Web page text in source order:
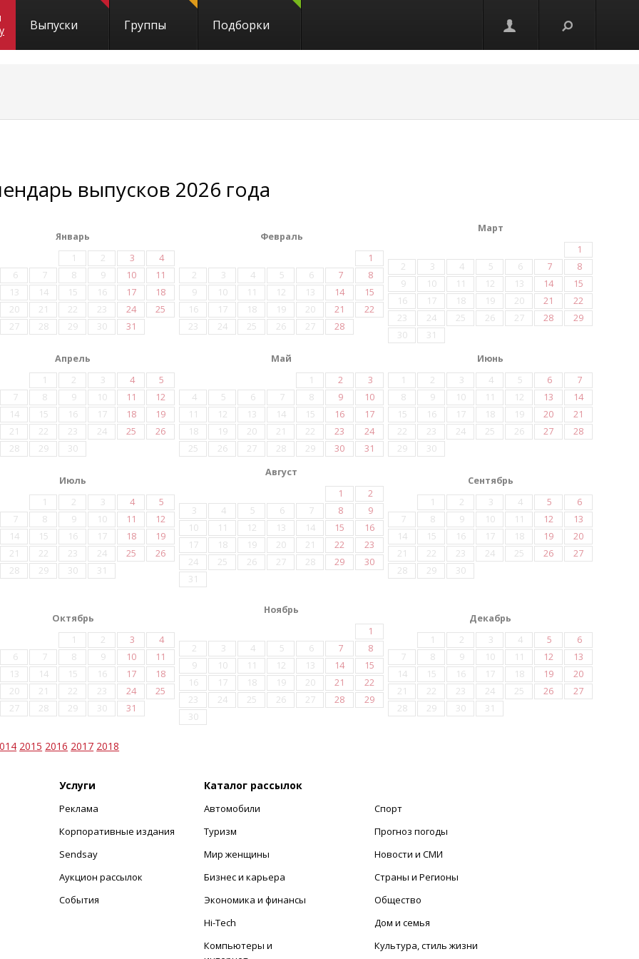
Выпуски Группы Подборки
выпусков 2026 года
Январь
1
2 3
4
6 7 8 9 10
11
13 14 15 16 17
18
20 21 22 23 24
25
27 28 29 30 31
Февраль
1
2
3 4 5 6 7
8
9
10 11 12 13 14
15
16
17 18 19 20 21
22
23
24 25 26 27 28
Март
1
2
3 4 5 6 7
8
9
10 11 12 13 14
15
16
17 18 19 20 21
22
23
24 25 26 27 28
29
30
31
Апрель
1
2 3 4
5
7 8 9 10 11
12
14 15 16 17 18
19
21 22 23 24 25
26
28 29 30
Май
1
2
3
4
5 6 7 8 9
10
11
12 13 14 15 16
17
18
19 20 21 22 23
24
25
26 27 28 29 30 31
Июнь
1
2 3 4 5 6
7
8
9 10 11 12 13
14
15
16 17 18 19 20
21
22
23 24 25 26 27
28
29
30
Июль
1
2 3 4
5
7 8 9 10 11
12
14 15 16 17 18
19
21 22 23 24 25
26
28 29 30 31
Август
1
2
3
4 5 6 7 8
9
10
11 12 13 14 15
16
17
18 19 20 21 22
23
24
25 26 27 28 29
30
31
Сентябрь
1
2 3 4 5
6
7
8 9 10 11 12
13
14
15 16 17 18 19
20
21
22 23 24 25 26
27
28
29 30
Октябрь
1
2 3
4
6 7 8 9 10
11
13 14 15 16 17
18
20 21 22 23 24
25
27 28 29 30 31
Ноябрь
1
2
3 4 5 6 7
8
9
10 11 12 13 14
15
16
17 18 19 20 21
22
23
24 25 26 27 28
29
30
Декабрь
1
2 3 4 5
6
7
8 9 10 11 12
13
14
15 16 17 18 19
20
21
22 23 24 25 26
27
28
29 30 31
2015 2016 2017 2018
Услуги
Реклама
Корпоративные издания
Sendsay
Аукцион рассылок
События
Каталог рассылок
Автомобили
Туризм
Мир женщины
Бизнес и карьера
Экономика и финансы
Hi-Tech
Компьютеры и
Спорт
Прогноз погоды
Новости и СМИ
Страны и Регионы
Общество
Дом и семья
Культура, стиль жизни